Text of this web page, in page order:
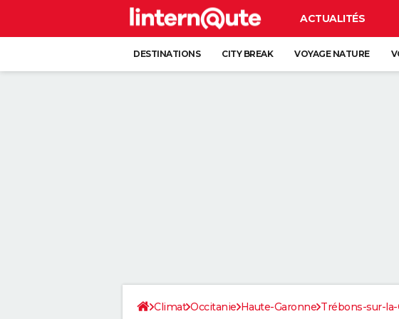
ACTUALITÉS
DESTINATIONS CITY BREAK VOYAGE NATURE
Climat Occitanie Haute-Garonne Trébons-sur-la-